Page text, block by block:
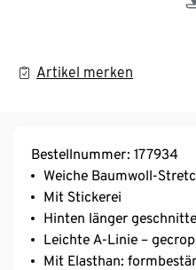
Artikel merken
Bestellnummer: 177934
Weiche Baumwoll-
Mit Stickerei
Hinten länger
Leichte A-Linie –
Mit Elasthan: